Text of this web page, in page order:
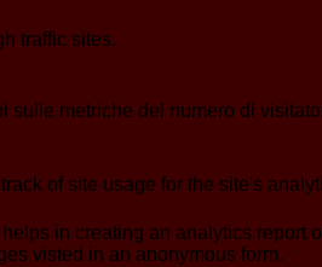
traffic sites.
sulle metriche del numero di
of site usage for the site's
in creating an analytics report
visted in an anonymous form.